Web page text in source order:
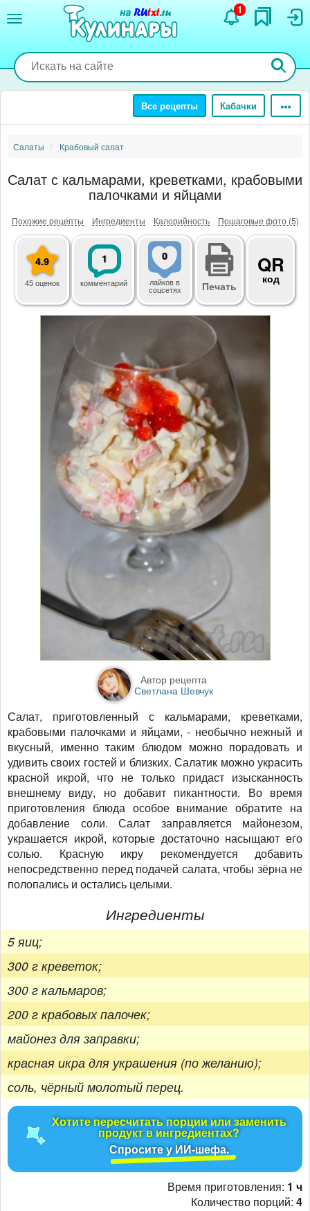
содержанию
1
Все рецепты Кабачки
Салаты Крабовый салат
Салат с кальмарами, креветками, крабовыми
палочками и яйцами
Похожие рецепты Ингредиенты Калорийность Пошаговые фото (5)
4.9
45 оценок
1
комментарий
0
лайковв
соцсетях Печать
QR
код
Автор рецепта
Светлана Шевчук
Салат, приготовленный с кальмарами, креветками,
крабовыми палочками и яйцами, - необычно нежный и
вкусный, именно таким блюдом можно порадовать и
удивить своих гостей и близких. Салатик можно украсить
красной икрой, что не только придаст изысканность
внешнему виду, но добавит пикантности. Во время
приготовления блюда особое внимание обратите на
добавление соли. Салат заправляется майонезом,
украшается икрой, которые достаточно насыщают его
солью. Красную икру рекомендуется добавить
непосредственно перед подачей салата, чтобы зёрна не
полопались и остались целыми.
Ингредиенты
5 яиц;
300 г креветок;
300 г кальмаров;
200 г крабовых палочек;
майонез для заправки;
красная икра для украшения (по желанию);
соль, чёрный молотый перец.
Хотите пересчитать порции или заменить
продукт в ингредиентах?
Спросите у ИИ-шефа.
Время приготовления: 1 ч
Количество порций: 4